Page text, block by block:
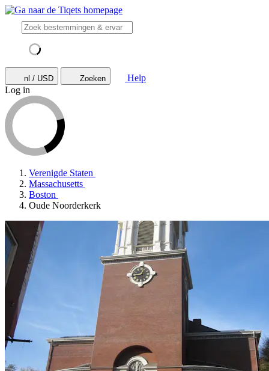
nl / USD Zoeken
Help
Log in
Verenigde Staten
Massachusetts
Boston
Oude Noorderkerk